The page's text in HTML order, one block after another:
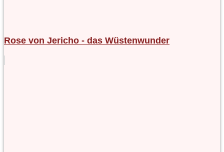
Rose von Jericho - das Wüstenwunder